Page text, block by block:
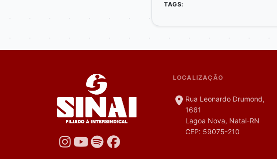
TAGS:
LOCALIZAÇÃO
Rua Leonardo Drumond,
1661
Lagoa Nova, Natal-RN
CEP: 59075-210